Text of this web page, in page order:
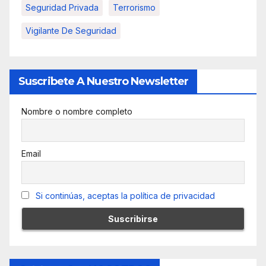
Seguridad Privada Terrorismo
Vigilante De Seguridad
Suscribete A Nuestro Newsletter
Nombre o nombre completo
Email
Si continúas, aceptas la política de privacidad